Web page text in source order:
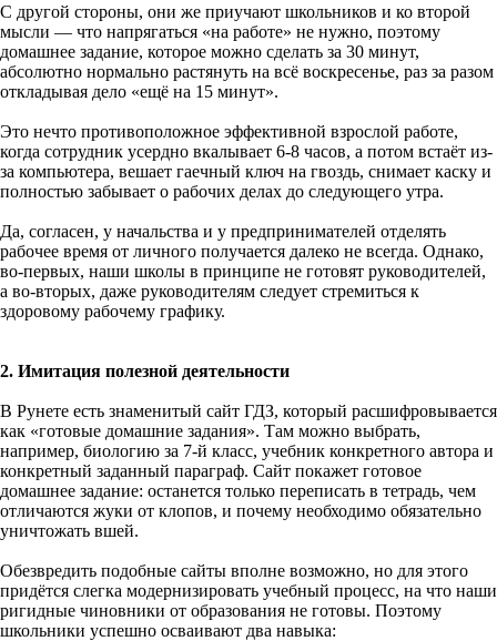
С другой стороны, они же приучают школьников и ко второй
мысли — что напрягаться «на работе» не нужно, поэтому
домашнее задание, которое можно сделать за 30 минут,
абсолютно нормально растянуть на всё воскресенье, раз за разом
откладывая дело «ещё на 15 минут».
Это нечто противоположное эффективной взрослой работе,
когда сотрудник усердно вкалывает 6-8 часов, а потом встаёт из-
за компьютера, вешает гаечный ключ на гвоздь, снимает каску и
полностью забывает о рабочих делах до следующего утра.
Да, согласен, у начальства и у предпринимателей отделять
рабочее время от личного получается далеко не всегда. Однако,
во-первых, наши школы в принципе не готовят руководителей,
а во-вторых, даже руководителям следует стремиться к
здоровому рабочему графику.
2. Имитация полезной деятельности
В Рунете есть знаменитый сайт ГДЗ, который расшифровывается
как «готовые домашние задания». Там можно выбрать,
например, биологию за 7-й класс, учебник конкретного автора и
конкретный заданный параграф. Сайт покажет готовое
домашнее задание: останется только переписать в тетрадь, чем
отличаются жуки от клопов, и почему необходимо обязательно
уничтожать вшей.
Обезвредить подобные сайты вполне возможно, но для этого
придётся слегка модернизировать учебный процесс, на что наши
ригидные чиновники от образования не готовы. Поэтому
школьники успешно осваивают два навыка: